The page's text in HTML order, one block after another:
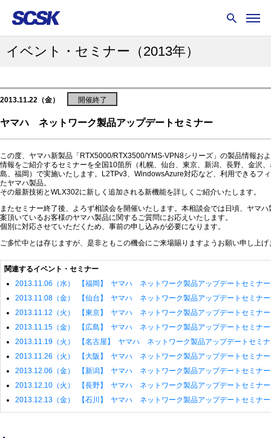
イベント・セミナー （2013年）
2013.11.22（金） 開催終了
ヤマハ ネットワーク製品アップデートセミナー
この度、ヤマハ新製品「RTX5000/RTX3500/YMS-VPN8シリーズ」の製品情報お
情報をご紹介するセミナーを全国10箇所（札幌、仙台、東京、新潟、長野、金沢
島、福岡）で実施いたします。L2TPv3、WindowsAzure対応など、利用できるフ
たヤマハ製品。
その最新技術とWLX302に新しく追加される新機能を詳しくご紹介いたします。
またセミナー終了後、よろず相談会を開催いたします。本相談会では日頃、ヤマ
案頂いているお客様のヤマハ製品に関するご質問にお応えいたします。
個別に対応させていただくため、事前の申し込みが必要になります。
ご多忙中とは存じますが、是非ともこの機会にご来場賜りますようお願い申し上げ
関連するイベント・セミナー
2013.11.06（水） 【福岡】 ヤマハ ネットワーク製品アップデートセミナ
2013.11.08（金） 【仙台】 ヤマハ ネットワーク製品アップデートセミナ
2013.11.12（火） 【東京】 ヤマハ ネットワーク製品アップデートセミナ
2013.11.15（金） 【広島】 ヤマハ ネットワーク製品アップデートセミナ
2013.11.19（火） 【名古屋】 ヤマハ ネットワーク製品アップデートセミ
2013.11.26（火） 【大阪】 ヤマハ ネットワーク製品アップデートセミナ
2013.12.06（金） 【新潟】 ヤマハ ネットワーク製品アップデートセミナ
2013.12.10（火） 【長野】 ヤマハ ネットワーク製品アップデートセミナ
2013.12.13（金） 【石川】 ヤマハ ネットワーク製品アップデートセミナ